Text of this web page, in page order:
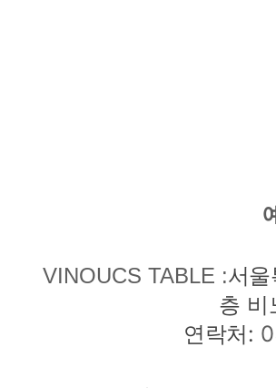
VINOUCS TABLE :
층 비
연락처: